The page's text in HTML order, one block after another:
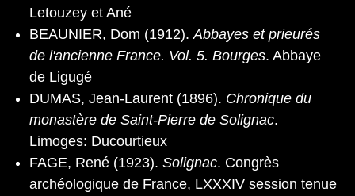
Letouzey et Ané
BEAUNIER, Dom (1912). Abbayes et prieurés
de l'ancienne France. Vol. 5. Bourges. Abbaye
de Ligugé
DUMAS, Jean-Laurent (1896). Chronique du
monastère de Saint-Pierre de Solignac.
Limoges: Ducourtieux
FAGE, René (1923). Solignac. Congrès
archéologique de France, LXXXIV session tenue